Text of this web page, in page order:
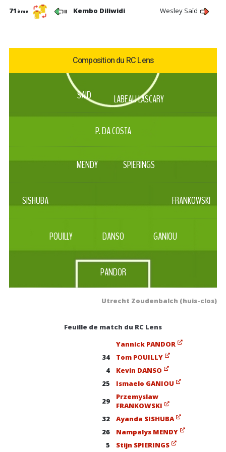
71 ème Kembo Diliwidi Wesley Saïd
Composition du RC Lens
SAID LABEAU LASCARY
P. DA COSTA
MENDY SPIERINGS
SISHUBA FRANKOWSKI
POUILLY DANSO GANIOU
PANDOR
Utrecht Zoudenbalch (huis-clos)
Feuille de match du RC Lens
Yannick PANDOR
34
Tom POUILLY
4
Kevin DANSO
25
Ismaelo GANIOU
29
Przemyslaw
FRANKOWSKI
32
Ayanda SISHUBA
26
Nampalys MENDY
5
Stijn SPIERINGS